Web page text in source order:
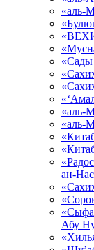
«аль-
«Сады
«аль-
«аль-
ан-
Абу